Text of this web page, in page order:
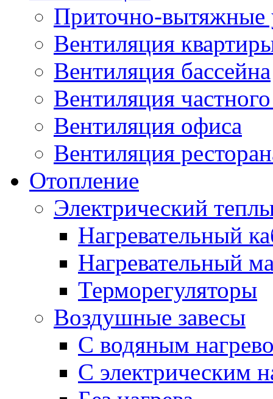
Приточно-вытяжные
Вентиляция
Вентиляция бассейна
Вентиляция
Вентиляция офиса
Вентиляция
Отопление
Электрический
Нагревательный
Нагревательный
Терморегуляторы
Воздушные завесы
С водяным
С электрическим